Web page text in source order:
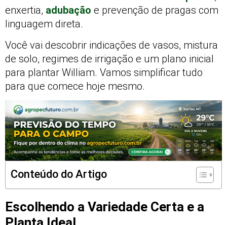
enxertia, adubação e prevenção de pragas com
linguagem direta.
Você vai descobrir indicações de vasos, mistura
de solo, regimes de irrigação e um plano inicial
para plantar William. Vamos simplificar tudo
para que comece hoje mesmo.
Conteúdo do Artigo
Escolhendo a Variedade Certa e a